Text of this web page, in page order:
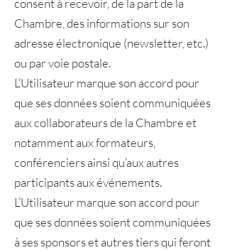
consent à recevoir, de la part de la
Chambre, des informations sur son
adresse électronique (newsletter, etc.)
ou par voie postale.
L’Utilisateur marque son accord pour
que ses données soient communiquées
aux collaborateurs de la Chambre et
notamment aux formateurs,
conférenciers ainsi qu’aux autres
participants aux événements.
L’Utilisateur marque son accord pour
que ses données soient communiquées
à ses sponsors et autres tiers qui feront